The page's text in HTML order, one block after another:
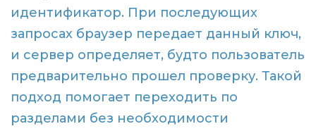
идентификатор. При последующих
запросах браузер передает данный ключ,
и сервер определяет, будто пользователь
предварительно прошел проверку. Такой
подход помогает переходить по
разделами без необходимости